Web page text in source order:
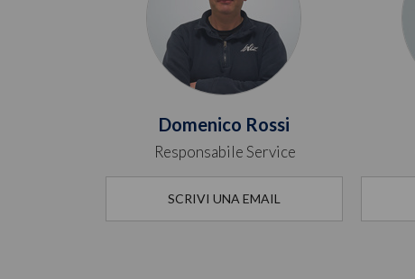
Domenico Rossi
Responsabile Service
SCRIVI UNA EMAIL